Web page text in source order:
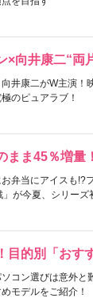
×向井康二“両
井康二がW主演！
のピュアラブ！
まま45％増量
弁当にアイスも!?
が今夏、シリーズ
目的別「おす
コン選びは意外と
モデルをご紹介！